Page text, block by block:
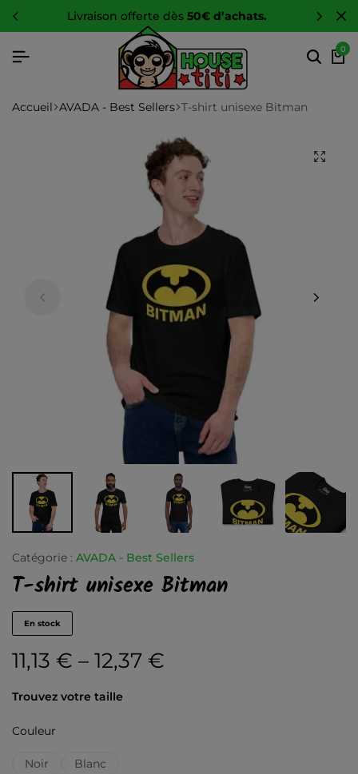
-10 % sur toute la boutique
0
Accueil AVADA - Best Sellers T-shirt unisexe Bitman
Catégorie : AVADA - Best Sellers
T-shirt unisexe Bitman
En stock
11,13 € – 12,37 €
Trouvez votre taille
Couleur
Noir Blanc